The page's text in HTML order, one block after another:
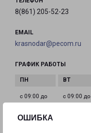
ОШИБКА
8(861) 205-52-23
EMAIL
krasnodar@pecom.ru
ГРАФИК РАБОТЫ
с 09:00 до
с 09:00 до